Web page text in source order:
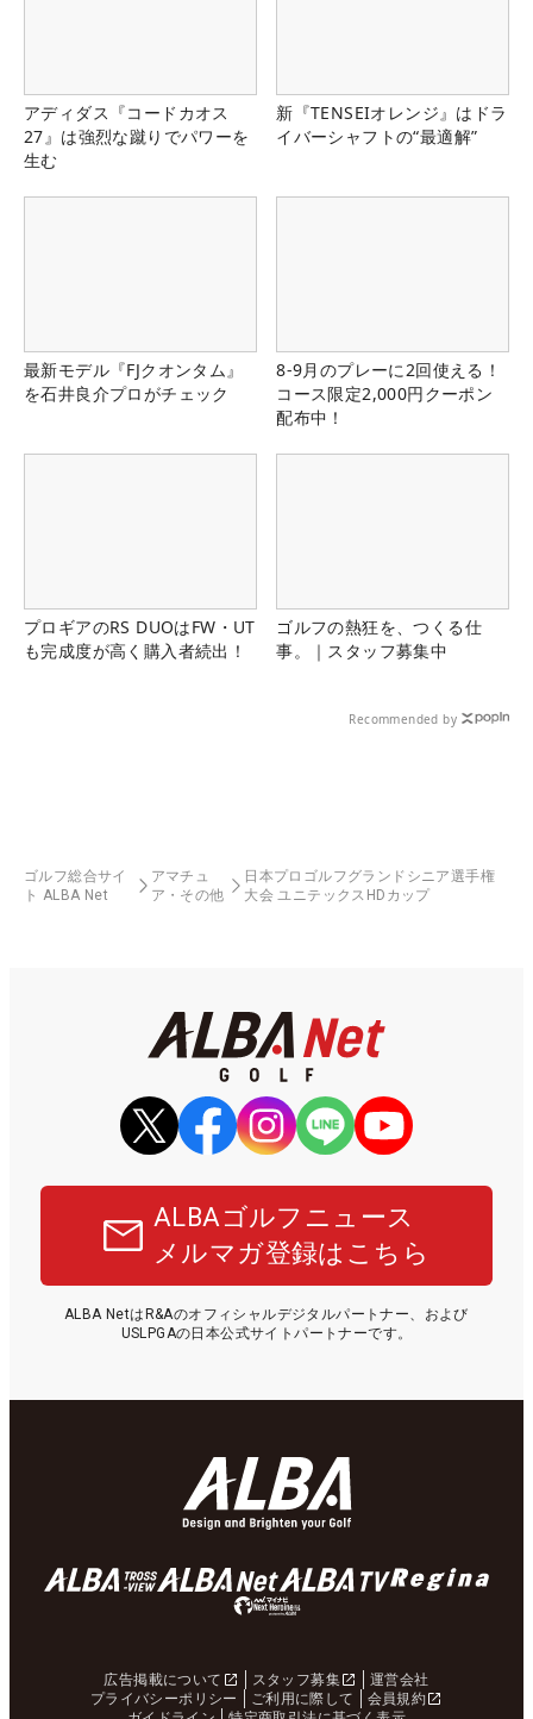
アディダス『コードカオス
27』は強烈な蹴りでパワーを
生む
新『TENSEIオレンジ』はドラ
イバーシャフトの“最適解”
最新モデル『FJクオンタム』
を石井良介プロがチェック
8-9月のプレーに2回使える！
コース限定2,000円クーポン
配布中！
プロギアのRS DUOはFW・UT
も完成度が高く購入者続出！
ゴルフの熱狂を、つくる仕
事。｜スタッフ募集中
Recommended by
ゴルフ総合サイ
ト ALBA Net
アマチュ
ア・その他
日本プロゴルフグランドシニア選手権
大会 ユニテックスHDカップ
ALBAゴルフニュース
メルマガ登録はこちら
ALBA NetはR&Aのオフィシャルデジタルパートナー、および
USLPGAの日本公式サイトパートナーです。
広告掲載について スタッフ募集
運営会社
プライバシーポリシー
ご利用に際して
会員規約